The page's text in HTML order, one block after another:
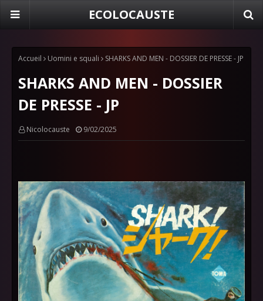
ECOLOCAUSTE
Accueil Uomini e squali SHARKS AND MEN - DOSSIER DE PRESSE - JP
SHARKS AND MEN - DOSSIER
DE PRESSE - JP
Nicolocauste 9/02/2025